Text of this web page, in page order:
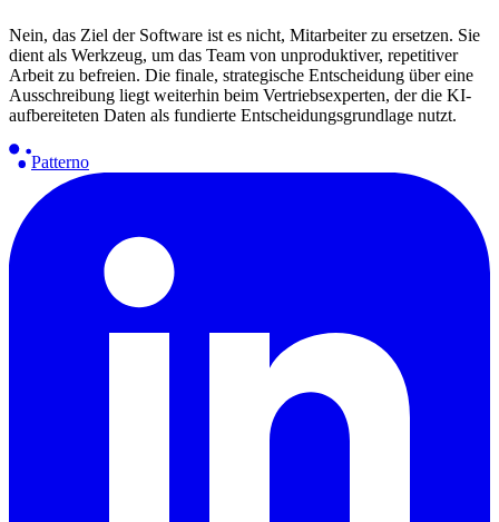
Nein, das Ziel der Software ist es nicht, Mitarbeiter zu ersetzen. Sie
dient als Werkzeug, um das Team von unproduktiver, repetitiver
Arbeit zu befreien. Die finale, strategische Entscheidung über eine
Ausschreibung liegt weiterhin beim Vertriebsexperten, der die KI-
aufbereiteten Daten als fundierte Entscheidungsgrundlage nutzt.
Patterno